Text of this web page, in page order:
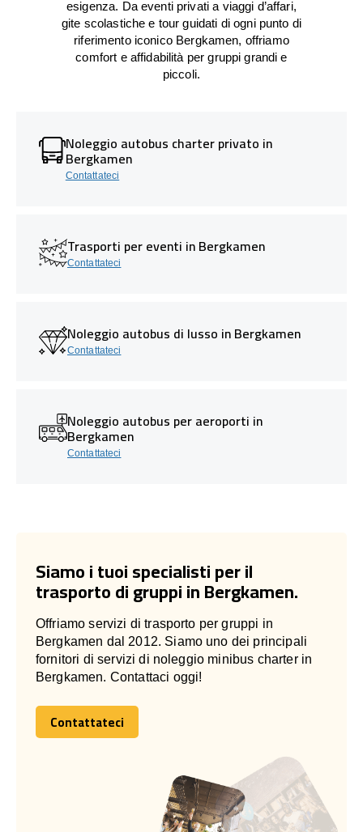
esigenza. Da eventi privati a viaggi d’affari,
gite scolastiche e tour guidati di ogni punto di
riferimento iconico Bergkamen, offriamo
comfort e affidabilità per gruppi grandi e
piccoli.
Noleggio autobus charter privato in
Bergkamen
Contattateci
Trasporti per eventi in Bergkamen
Contattateci
Noleggio autobus di lusso in Bergkamen
Contattateci
Noleggio autobus per aeroporti in
Bergkamen
Contattateci
Siamo i tuoi specialisti per il
trasporto di gruppi in Bergkamen.
Offriamo servizi di trasporto per gruppi in
Bergkamen dal 2012. Siamo uno dei principali
fornitori di servizi di noleggio minibus charter in
Bergkamen. Contattaci oggi!
Contattateci
Contattateci